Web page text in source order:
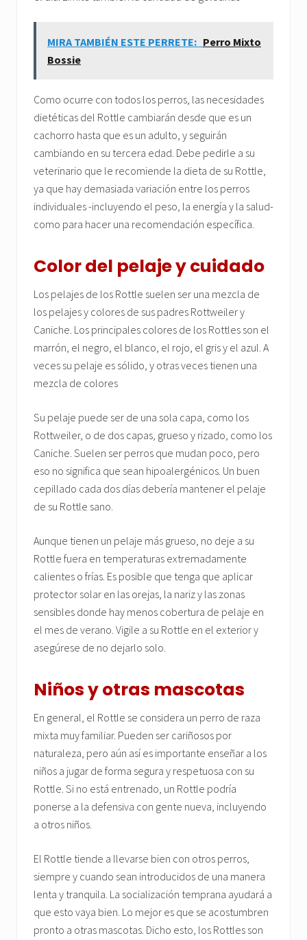
MIRA TAMBIÉN ESTE PERRETE: Perro Mixto
Bossie
Como ocurre con todos los perros, las necesidades
dietéticas del Rottle cambiarán desde que es un
cachorro hasta que es un adulto, y seguirán
cambiando en su tercera edad. Debe pedirle a su
veterinario que le recomiende la dieta de su Rottle,
ya que hay demasiada variación entre los perros
individuales -incluyendo el peso, la energía y la salud-
como para hacer una recomendación específica.
Color del pelaje y cuidado
Los pelajes de los Rottle suelen ser una mezcla de
los pelajes y colores de sus padres Rottweiler y
Caniche. Los principales colores de los Rottles son el
marrón, el negro, el blanco, el rojo, el gris y el azul. A
veces su pelaje es sólido, y otras veces tienen una
mezcla de colores
Su pelaje puede ser de una sola capa, como los
Rottweiler, o de dos capas, grueso y rizado, como los
Caniche. Suelen ser perros que mudan poco, pero
eso no significa que sean hipoalergénicos. Un buen
cepillado cada dos días debería mantener el pelaje
de su Rottle sano.
Aunque tienen un pelaje más grueso, no deje a su
Rottle fuera en temperaturas extremadamente
calientes o frías. Es posible que tenga que aplicar
protector solar en las orejas, la nariz y las zonas
sensibles donde hay menos cobertura de pelaje en
el mes de verano. Vigile a su Rottle en el exterior y
asegúrese de no dejarlo solo.
Niños y otras mascotas
En general, el Rottle se considera un perro de raza
mixta muy familiar. Pueden ser cariñosos por
naturaleza, pero aún así es importante enseñar a los
niños a jugar de forma segura y respetuosa con su
Rottle. Si no está entrenado, un Rottle podría
ponerse a la defensiva con gente nueva, incluyendo
a otros niños.
El Rottle tiende a llevarse bien con otros perros,
siempre y cuando sean introducidos de una manera
lenta y tranquila. La socialización temprana ayudará a
que esto vaya bien. Lo mejor es que se acostumbren
pronto a otras mascotas. Dicho esto, los Rottles son